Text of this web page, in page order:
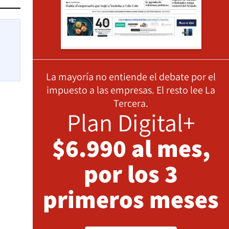
La mayoría no entiende el debate por el
impuesto a las empresas. El resto lee La
Tercera.
Plan Digital+
$6.990 al mes,
por los 3
primeros meses